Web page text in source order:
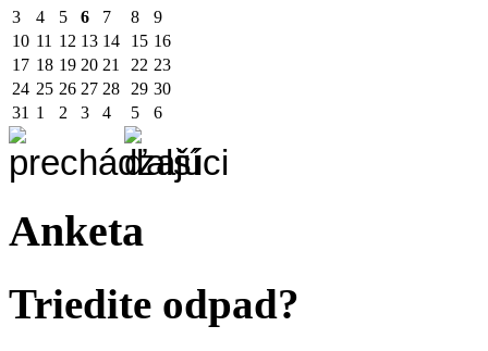
3
4 5 6 7 8
9
10 11 12 13 14 15 16
17 18 19 20 21 22 23
24 25 26 27 28 29 30
31 1 2 3 4 5 6
Anketa
Triedite odpad?